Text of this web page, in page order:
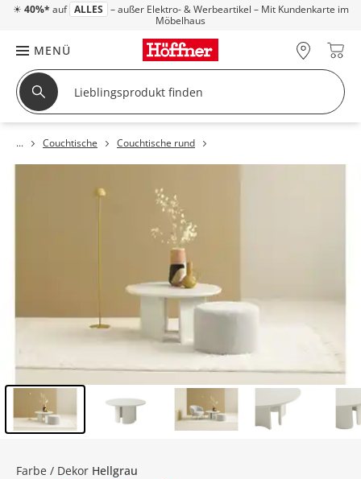
☀ 40%* auf ALLES – außer Elektro- & Werbeartikel – Mit Kundenkarte im
Möbelhaus
MENÜ
Couchtische Couchtische rund
Farbe / Dekor Hellgrau